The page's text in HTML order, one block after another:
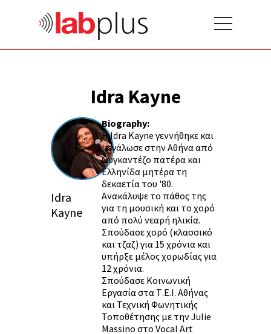
Idra Kayne
Idra
Kayne
Biography:
H Idra Kayne γεννήθηκε και
μεγάλωσε στην Αθήνα από
Ουγκαντέζο πατέρα και
Ελληνίδα μητέρα τη
δεκαετία του '80.
Ανακάλυψε το πάθος της
για τη μουσική και το χορό
από πολύ νεαρή ηλικία.
Σπούδασε χορό (κλασσικό
και τζαζ) για 15 χρόνια και
υπήρξε μέλος χορωδίας για
12 χρόνια.
Σπούδασε Κοινωνική
Εργασία στα Τ.Ε.Ι. Αθήνας
και Τεχνική Φωνητικής
Τοποθέτησης με την Julie
Massino στο Vocal Art